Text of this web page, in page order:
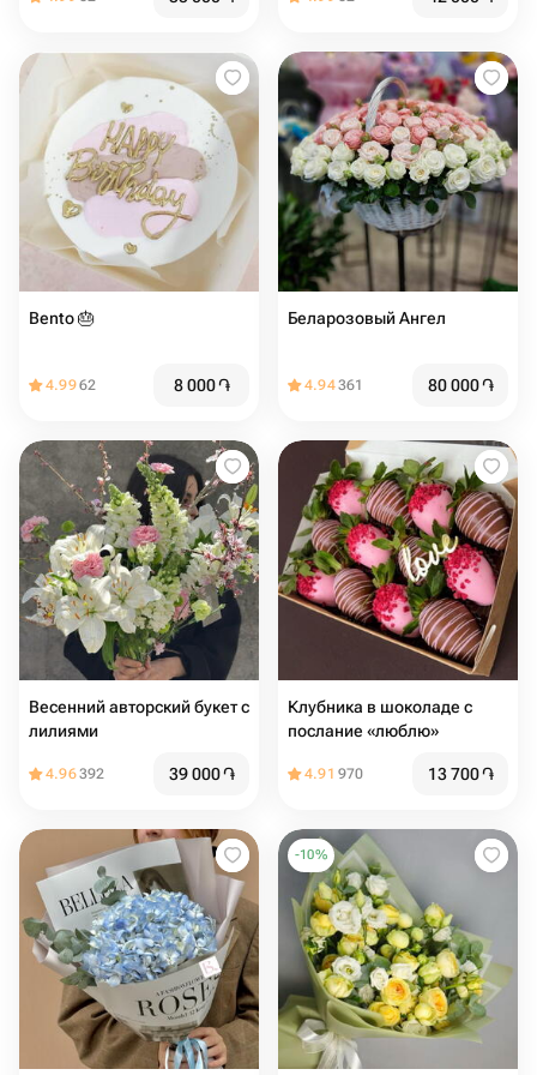
Bento 🎂
4.9962 8 000֏
Беларозовый Ангел
4.94361 80 000֏
Весенний авторский букет с
лилиями
4.96392 39 000֏
Клубника в шоколаде с
послание «люблю»
4.91 970 13 700֏
-10%